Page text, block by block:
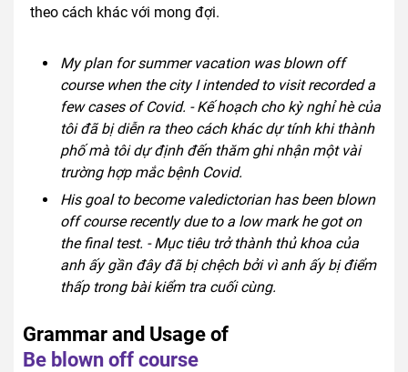
theo cách khác với mong đợi.
My plan for summer vacation was blown off
course when the city I intended to visit recorded a
few cases of Covid. - Kế hoạch cho kỳ nghỉ hè của
tôi đã bị diễn ra theo cách khác dự tính khi thành
phố mà tôi dự định đến thăm ghi nhận một vài
trường hợp mắc bệnh Covid.
His goal to become valedictorian has been blown
off course recently due to a low mark he got on
the final test. - Mục tiêu trở thành thủ khoa của
anh ấy gần đây đã bị chệch bởi vì anh ấy bị điểm
thấp trong bài kiểm tra cuối cùng.
Grammar and Usage of
Be blown off course